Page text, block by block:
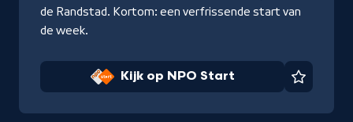
de Randstad. Kortom: een verfrissende start van
de week.
Kijk op NPO Start